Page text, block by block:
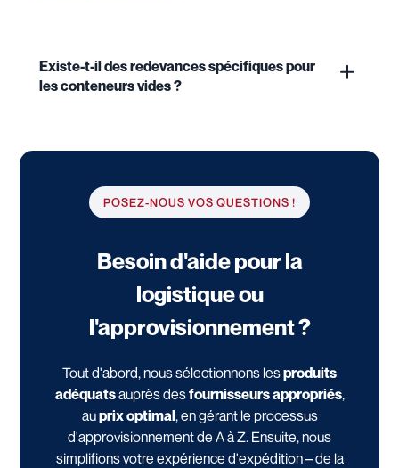
Existe-t-il des redevances spécifiques pour
les conteneurs vides ?
POSEZ-NOUS VOS QUESTIONS !
Besoin d'aide pour la
logistique ou
l'approvisionnement ?
Tout d'abord, nous sélectionnons lesproduits
adéquatsauprès desfournisseurs appropriés,
auprix optimal, en gérant le processus
d'approvisionnement de A à Z. Ensuite, nous
simplifions votre expérience d'expédition – de la